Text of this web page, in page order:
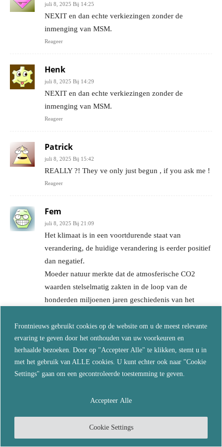
Frontnieuws gebruikt cookies op de website om u de meest relevante
ervaring te geven door het onthouden van uw voorkeuren en
herhaalde bezoeken. Door op "Accepteer Alle" te klikken, stemt u in
met het gebruik van ALLE cookies. U kunt echter ook naar "Cookie
Settings" gaan om een gecontroleerde toestemming te geven.
Cookie Settings
Accepteer Alle
juli 8, 2025 Bij 14:25
NEXIT en dan echte verkiezingen zonder de
inmenging van MSM.
Reageer
Henk
juli 8, 2025 Bij 14:29
NEXIT en dan echte verkiezingen zonder de
inmenging van MSM.
Reageer
Patrick
juli 8, 2025 Bij 15:42
REALLY ?! They ve only just begun , if you ask me !
Reageer
Fem
juli 8, 2025 Bij 21:09
Het klimaat is in een voortdurende staat van
verandering, de huidige verandering is eerder positief
dan negatief.
Moeder natuur merkte dat de atmosferische CO2
waarden stelselmatig zakten in de loop van de
honderden miljoenen jaren geschiedenis van het
Tot op een punt juist voor de industriële revolutie dat
die atmosferische waarden gezakt waren tot een
gevaarlijk laag punt in de buurt van 200 ppm, vanaf
200 ppm beginnen planten immers af te sterven ,
vanaf 150 ppm kan geen enkele plant meer leven en
Daarom bracht de vooruitziende moeder aarde zo’n
200000 jaar geleden de homo sapiens op het toneel
die uiteindelijk evolueerde tot de soort die slim
genoeg was om de de in de grond gekapselde CO2